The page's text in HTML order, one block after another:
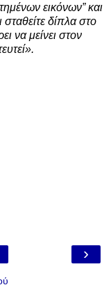
εικόνων” και
δίπλα στο
να μείνει στον
›